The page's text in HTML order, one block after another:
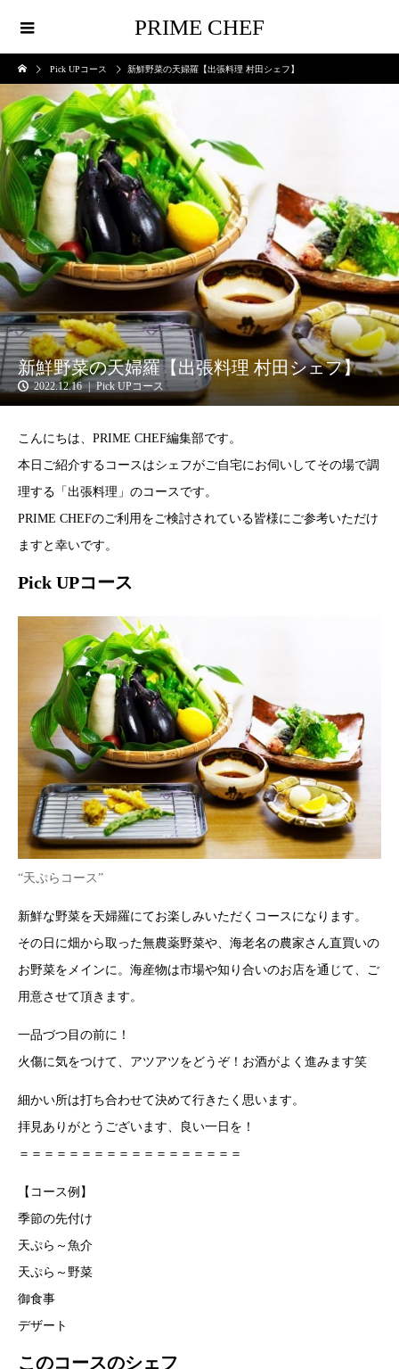
PRIME CHEF
Pick UPコース 新鮮野菜の天婦羅【出張料理 村田シェフ】
新鮮野菜の天婦羅【出張料理 村田シェフ】
2022.12.16 Pick UPコース
こんにちは、PRIME CHEF編集部です。
本日ご紹介するコースはシェフがご自宅にお伺いしてその場で調
理する「出張料理」のコースです。
PRIME CHEFのご利用をご検討されている皆様にご参考いただけ
ますと幸いです。
Pick UPコース
“天ぷらコース”
新鮮な野菜を天婦羅にてお楽しみいただくコースになります。
その日に畑から取った無農薬野菜や、海老名の農家さん直買いの
お野菜をメインに。海産物は市場や知り合いのお店を通じて、ご
用意させて頂きます。
一品づつ目の前に！
火傷に気をつけて、アツアツをどうぞ！お酒がよく進みます笑
細かい所は打ち合わせて決めて行きたく思います。
拝見ありがとうございます、良い一日を！
＝＝＝＝＝＝＝＝＝＝＝＝＝＝＝＝＝＝
【コース例】
季節の先付け
天ぷら～魚介
天ぷら～野菜
御食事
デザート
このコースのシェフ